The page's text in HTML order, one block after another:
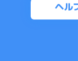
ヘル